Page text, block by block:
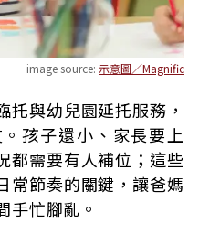
image source: 示意圖／Magnific
托與幼兒園延托服務，
孩子還小、家長要上
都需要有人補位；這些
常節奏的關鍵，讓爸媽
手忙腳亂。